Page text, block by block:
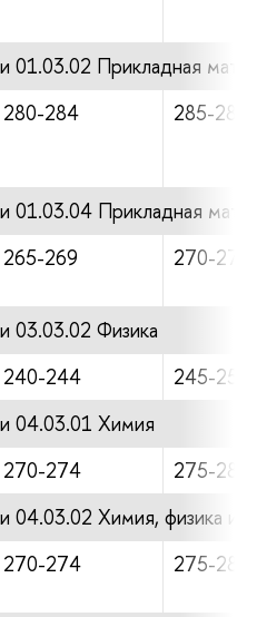
01.03.02 Прикладная
280-284 285-289
01.03.04 Прикладная
265-269 270-279
03.03.02 Физика
240-244
245-254
04.03.01 Химия
270-274
275-284
04.03.02 Химия, физика и
270-274 275-284